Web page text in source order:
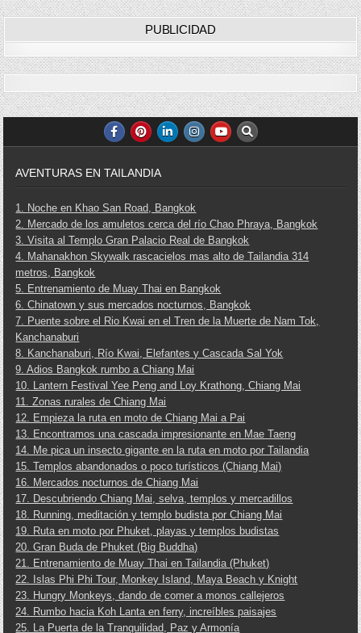
PUBLICIDAD
AVENTURAS EN TAILANDIA
1. Noche en Khao San Road, Bangkok
2. Mercado de los amuletos cerca del río Chao Phraya, Bangkok
3. Visita al Templo Gran Palacio Real de Bangkok
4. Mahanakhon Skywalk rascacielos mas alto de Tailandia 314
metros, Bangkok
5. Entrenamiento de Muay Thai en Bangkok
6. Chinatown y sus mercados nocturnos, Bangkok
7. Puente sobre el Rio Kwai en el Tren de la Muerte de Nam Tok,
Kanchanaburi
8. Kanchanaburi, Río Kwai, Elefantes y Cascada Sal Yok
9. Adios Bangkok rumbo a Chiang Mai
10. Lantern Festival Yee Peng and Loy Krathong, Chiang Mai
11. Zonas rurales de Chiang Mai
12. Empieza la ruta en moto de Chiang Mai a Pai
13. Encontramos una cascada impresionante en Mae Taeng
14. Me pica un insecto gigante en la ruta en moto por Tailandia
15. Templos abandonados o poco turísticos (Chiang Mai)
16. Mercados nocturnos de Chiang Mai
17. Descubriendo Chiang Mai, selva, templos y mercadillos
18. Running, meditación y templo budista por Chiang Mai
19. Ruta en moto por Phuket, playas y templos budistas
20. Gran Buda de Phuket (Big Buddha)
21. Entrenamiento de Muay Thai en Tailandia (Phuket)
22. Islas Phi Phi Tour, Monkey Island, Maya Beach y Knight
23. Hungry Monkeys, dando de comer a monos callejeros
24. Rumbo hacia Koh Lanta en ferry, increíbles paisajes
25. La Puerta de la Tranquilidad, Paz y Armonía